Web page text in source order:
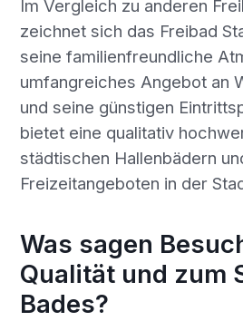
Im Vergleich zu anderen
zeichnet sich das Freibad
seine familienfreundliche
umfangreiches Angebot an
und seine günstigen
bietet eine qualitativ
städtischen Hallenbädern
Freizeitangeboten in der
Was sagen
Qualität und zum
Bades?